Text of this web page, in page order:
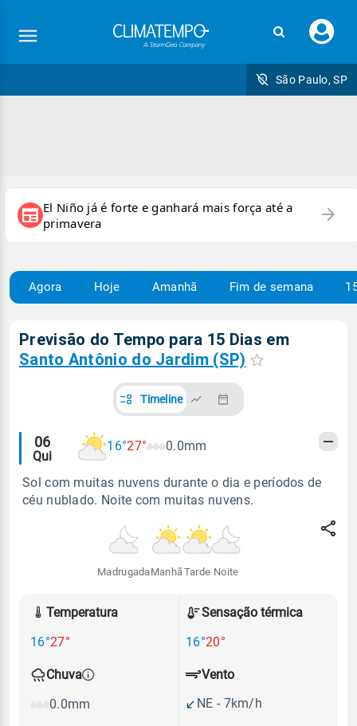
seu
São Paulo, SP
newspaper El Niño já é forte e ganhará mais força até a
primavera
arrow_forward
Agora Hoje Amanhã Fim de semana
Previsão do Tempo para 15 Dias em
Santo Antônio do Jardim (SP)
Timeline
Alertas
meteorológicos
06
Qui
16°27° 0.0mm
Sol com muitas nuvens durante o dia e períodos de
céu nublado. Noite com muitas nuvens.
Madrugada Manhã Tarde Noite
Temperatura
16°27°
Sensação térmica
16°20°
Chuva
0.0mm
Vento
NE - 7km/h